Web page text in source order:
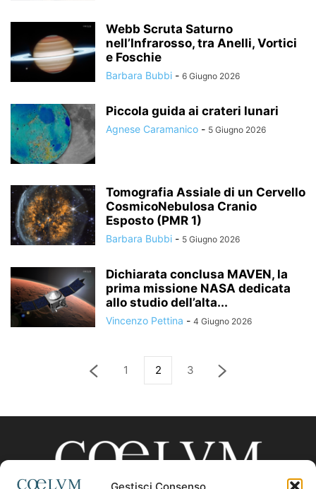
Gestisci Consenso
Webb Scruta Saturno
nell’Infrarosso, tra Anelli, Vortici
e Foschie
Barbara Bubbi - 6 Giugno 2026
Piccola guida ai crateri lunari
Agnese Caramanico - 5 Giugno 2026
Tomografia Assiale di un Cervello
CosmicoNebulosa Cranio
Esposto (PMR 1)
Barbara Bubbi - 5 Giugno 2026
Dichiarata conclusa MAVEN, la
prima missione NASA dedicata
allo studio dell’alta...
Vincenzo Pettina - 4 Giugno 2026
1 2 3